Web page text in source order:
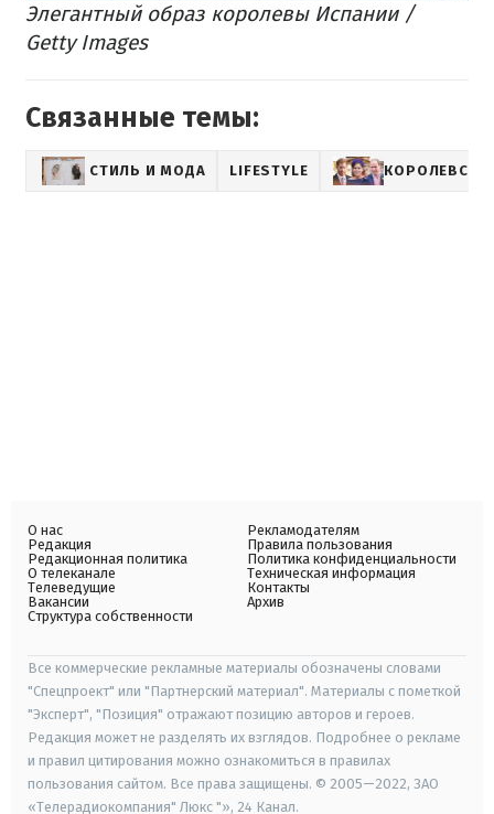
Элегантный образ королевы Испании /
Getty Images
Связанные темы:
СТИЛЬ И МОДА LIFESTYLE
О нас
Редакция
Редакционная политика
О телеканале
Телеведущие
Вакансии
Структура собственности
Рекламодателям
Правила пользования
Политика конфиденциальности
Техническая информация
Контакты
Архив
Все коммерческие рекламные материалы обозначены словами
"Спецпроект" или "Партнерский материал". Материалы с пометкой
"Эксперт", "Позиция" отражают позицию авторов и героев.
Редакция может не разделять их взглядов. Подробнее о рекламе
и правил цитирования можно ознакомиться в правилах
пользования сайтом. Все права защищены. © 2005—2022, ЗАО
«Телерадиокомпания" Люкс "», 24 Канал.